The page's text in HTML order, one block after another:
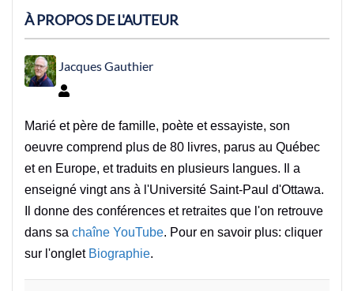
À PROPOS DE L'AUTEUR
Jacques Gauthier
Jacques Gauthier
Marié et père de famille, poète et essayiste, son
oeuvre comprend plus de 80 livres, parus au Québec
et en Europe, et traduits en plusieurs langues. Il a
enseigné vingt ans à l'Université Saint-Paul d'Ottawa.
Il donne des conférences et retraites que l'on retrouve
dans sa chaîne YouTube. Pour en savoir plus: cliquer
sur l'onglet Biographie.